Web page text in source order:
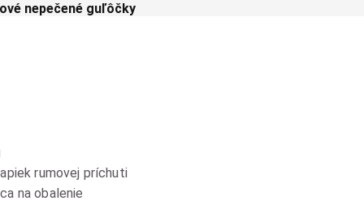
nepečené guľôčky
rumovej príchuti
na obalenie